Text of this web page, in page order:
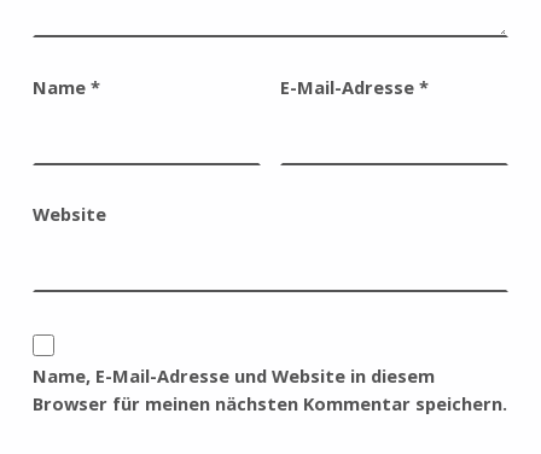
Name * E-Mail-Adresse *
Website
Name, E-Mail-Adresse und Website in diesem
Browser für meinen nächsten Kommentar speichern.